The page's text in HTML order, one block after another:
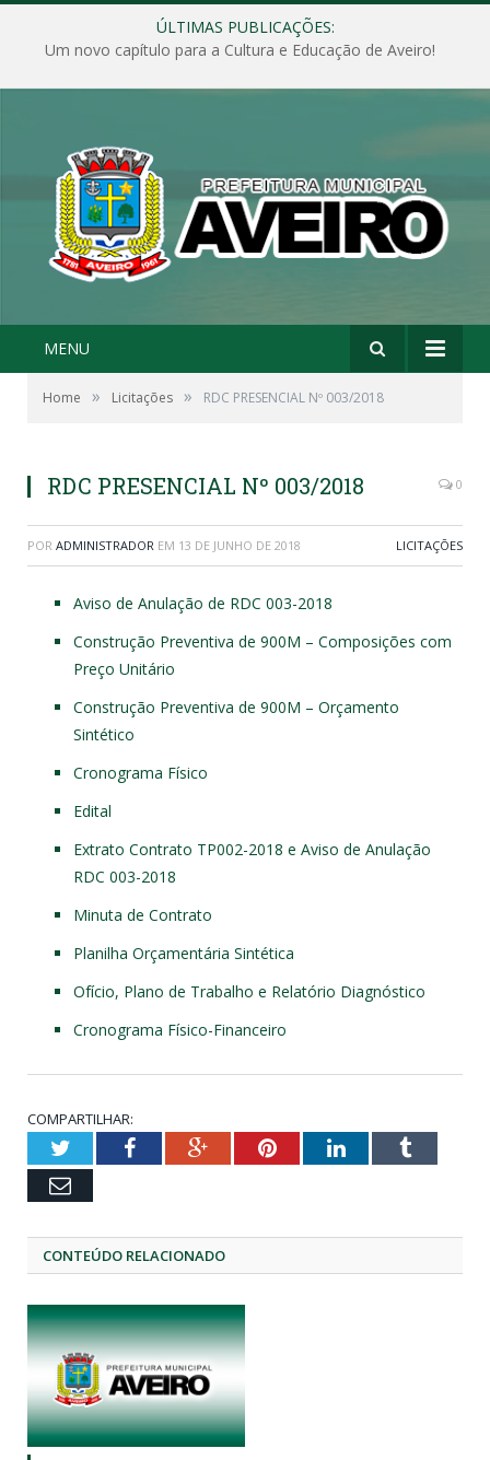
ÚLTIMAS PUBLICAÇÕES:
Um novo capítulo para a Cultura e Educação de Aveiro!
MENU
Home » Licitações » RDC PRESENCIAL Nº 003/2018
RDC PRESENCIAL Nº 003/2018 0
POR ADMINISTRADOR EM 13 DE JUNHO DE 2018 LICITAÇÕES
Aviso de Anulação de RDC 003-2018
Construção Preventiva de 900M – Composições com
Preço Unitário
Construção Preventiva de 900M – Orçamento
Sintético
Cronograma Físico
Edital
Extrato Contrato TP002-2018 e Aviso de Anulação
RDC 003-2018
Minuta de Contrato
Planilha Orçamentária Sintética
Ofício, Plano de Trabalho e Relatório Diagnóstico
Cronograma Físico-Financeiro
COMPARTILHAR:
TwitterFacebookGoogle+PinterestLinkedInTumblr
Email
CONTEÚDO RELACIONADO